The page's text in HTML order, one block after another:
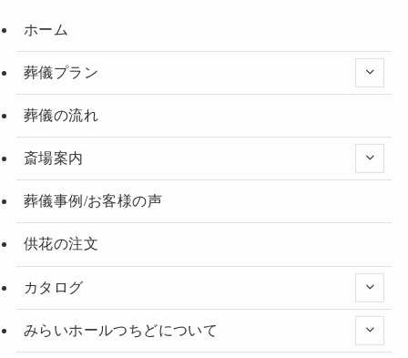
ホーム
葬儀プラン
葬儀の流れ
斎場案内
葬儀事例/お客様の声
供花の注文
カタログ
みらいホールつちどについて